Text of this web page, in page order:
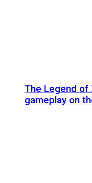
The Legend of
gameplay on